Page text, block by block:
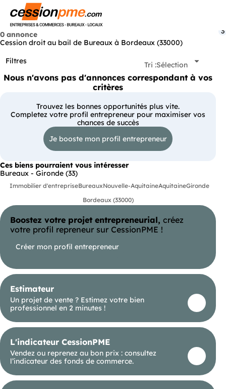
0 annonce
Cession droit au bail de Bureaux à Bordeaux (33000)
Filtres
3
Tri :Sélection
Nous n'avons pas d'annonces correspondant à vos
critères
Trouvez les bonnes opportunités plus vite.
Completez votre profil entrepreneur pour maximiser vos
chances de succès
Je booste mon profil entrepreneur
Ces biens pourraient vous intéresser
Bureaux - Gironde (33)
Immobilier d'entrepriseBureauxNouvelle-AquitaineAquitaineGironde
Bordeaux (33000)
Boostez votre projet entrepreneurial, créez
votre profil repreneur sur CessionPME !
Créer mon profil entrepreneur
Estimateur
Un projet de vente ? Estimez votre bien
professionnel en 2 minutes !
L'indicateur CessionPME
Vendez ou reprenez au bon prix : consultez
l’indicateur des fonds de commerce.